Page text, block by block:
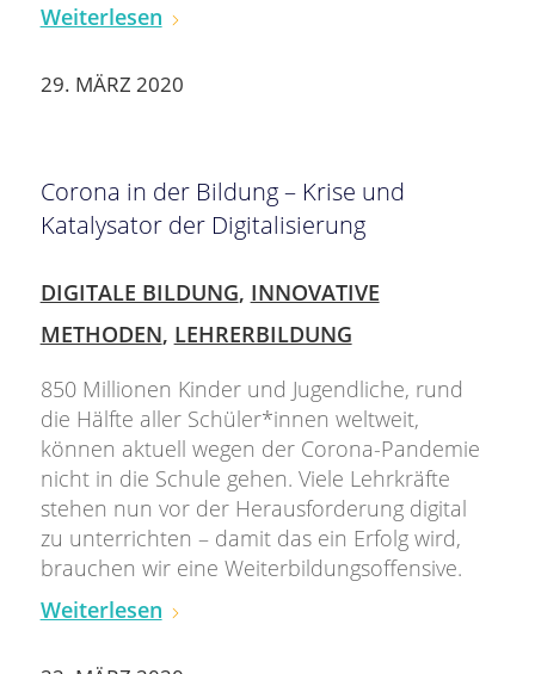
Weiterlesen
29. MÄRZ 2020
Corona in der Bildung – Krise und
Katalysator der Digitalisierung
DIGITALE BILDUNG, INNOVATIVE
METHODEN, LEHRERBILDUNG
850 Millionen Kinder und Jugendliche, rund
die Hälfte aller Schüler*innen weltweit,
können aktuell wegen der Corona-Pandemie
nicht in die Schule gehen. Viele Lehrkräfte
stehen nun vor der Herausforderung digital
zu unterrichten – damit das ein Erfolg wird,
brauchen wir eine Weiterbildungsoffensive.
Weiterlesen